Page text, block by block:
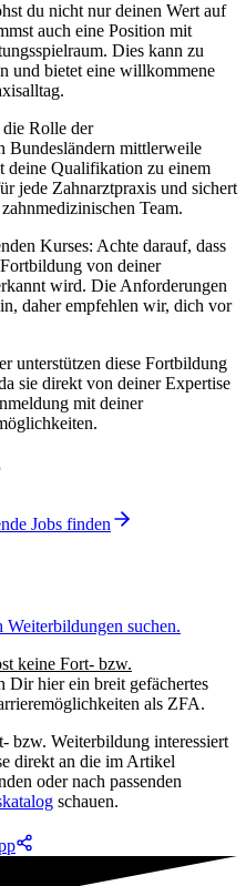
du nicht nur deinen Wert auf
auch eine Position mit
Dies kann zu
und bietet eine willkommene
die Rolle der
Bundesländern mittlerweile
deine Qualifikation zu einem
jede Zahnarztpraxis und sichert
Team.
Kurses: Achte darauf, dass
von deiner
wird. Die Anforderungen
daher empfehlen wir, dich vor
unterstützen diese Fortbildung
sie direkt von deiner Expertise
mit deiner
Jobs finden
suchen.
keine Fort- bzw.
Dir hier ein breit gefächertes
als ZFA.
bzw. Weiterbildung interessiert
direkt an die im Artikel
oder nach passenden
schauen.